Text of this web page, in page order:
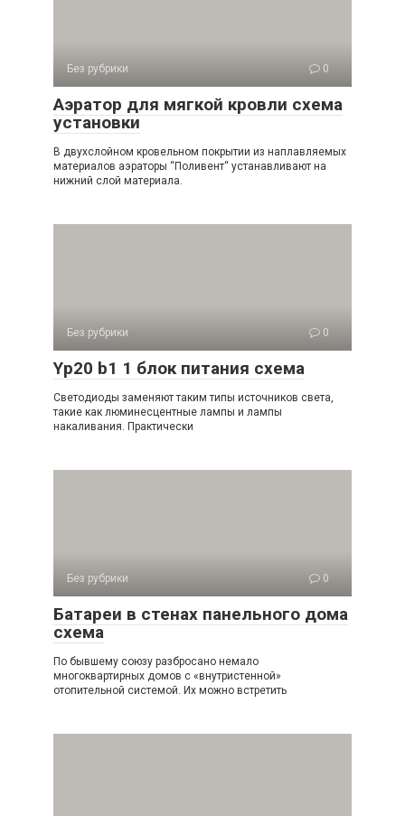
Без рубрики 0
Аэратор для мягкой кровли схема
установки
В двухслойном кровельном покрытии из наплавляемых
материалов аэраторы “Поливент“ устанавливают на
нижний слой материала.
Без рубрики 0
Yp20 b1 1 блок питания схема
Светодиоды заменяют таким типы источников света,
такие как люминесцентные лампы и лампы
накаливания. Практически
Без рубрики 0
Батареи в стенах панельного дома
схема
По бывшему союзу разбросано немало
многоквартирных домов с «внутристенной»
отопительной системой. Их можно встретить